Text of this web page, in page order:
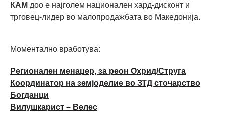
КАМ доо е најголем национален хард-дисконт и
трговец-лидер во малопродажбата во Македонија.
Моментално вработува:
Регионален менаџер, за реон Охрид/Струга
Координатор на земјоделие во ЗТД сточарство
Богданци
Вилушкарист – Велес